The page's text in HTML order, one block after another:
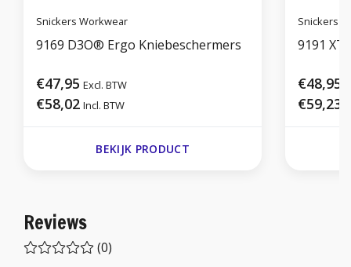
Snickers Workwear
9169 D3O® Ergo Kniebeschermers
€47,95 Excl. BTW
€58,02 Incl. BTW
BEKIJK PRODUCT
Snickers
9191
€48,95
€59,23
Reviews
(0)